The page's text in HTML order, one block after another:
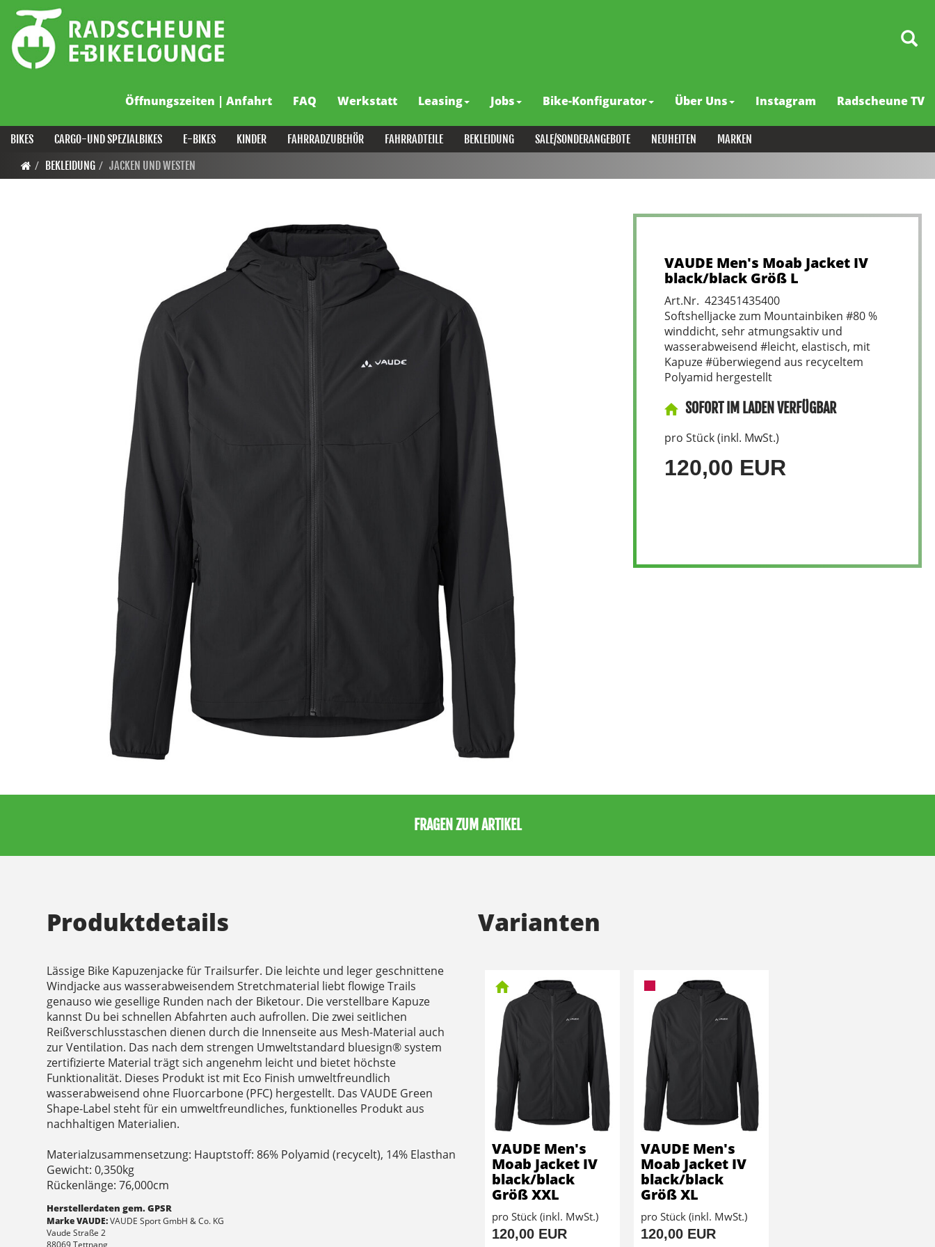
Öffnungszeiten | Anfahrt FAQ Werkstatt Leasing Jobs Bike-Konfigurator Über Uns Instagram Radscheune TV
BIKES CARGO-UND SPEZIALBIKES E-BIKES KINDER FAHRRADZUBEHÖR FAHRRADTEILE BEKLEIDUNG SALE/SONDERANGEBOTE NEUHEITEN
MARKEN
BEKLEIDUNG
JACKEN UND WESTEN
VAUDE Men's Moab Jacket IV
black/black Größ L
Art.Nr. 423451435400
Softshelljacke zum Mountainbiken #80 %
winddicht, sehr atmungsaktiv und
wasserabweisend #leicht, elastisch, mit
Kapuze #überwiegend aus recyceltem
Polyamid hergestellt
SOFORT IM LADEN VERFÜGBAR
pro Stück (inkl. MwSt.)
120,00 EUR
FRAGEN ZUM ARTIKEL
Produktdetails
Lässige Bike Kapuzenjacke für Trailsurfer. Die leichte und leger geschnittene
Windjacke aus wasserabweisendem Stretchmaterial liebt flowige Trails
genauso wie gesellige Runden nach der Biketour. Die verstellbare Kapuze
kannst Du bei schnellen Abfahrten auch aufrollen. Die zwei seitlichen
Reißverschlusstaschen dienen durch die Innenseite aus Mesh-Material auch
zur Ventilation. Das nach dem strengen Umweltstandard bluesign® system
zertifizierte Material trägt sich angenehm leicht und bietet höchste
Funktionalität. Dieses Produkt ist mit Eco Finish umweltfreundlich
wasserabweisend ohne Fluorcarbone (PFC) hergestellt. Das VAUDE Green
Shape-Label steht für ein umweltfreundliches, funktionelles Produkt aus
nachhaltigen Materialien.
Materialzusammensetzung: Hauptstoff: 86% Polyamid (recycelt), 14% Elasthan
Gewicht: 0,350kg
Rückenlänge: 76,000cm
Herstellerdaten gem. GPSR
Marke VAUDE:VAUDE Sport GmbH & Co. KG
Vaude Straße 2
Varianten
VAUDE Men's
Moab Jacket IV
black/black
Größ XXL
pro Stück (inkl. MwSt.)
120,00 EUR
VAUDE Men's
Moab Jacket IV
black/black
Größ XL
pro Stück (inkl. MwSt.)
120,00 EUR